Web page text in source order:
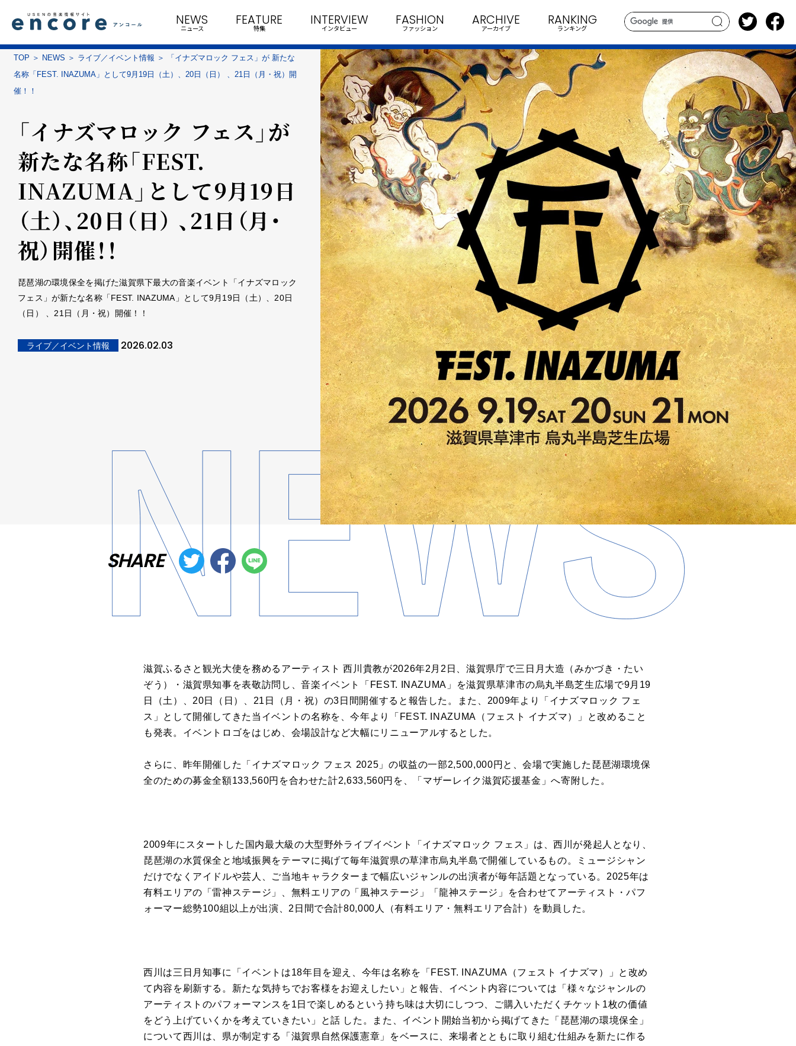
search
NEWS
ニュース
FEATURE
特集
INTERVIEW
インタビュー
FASHION
ファッション
ARCHIVE
アーカイブ
RANKING
ランキング
TOP NEWS ライブ／イベント情報
「イナズマロック フェス」が 新たな
名称「FEST. INAZUMA」として9月19日（土）、20日（日） 、21日（月・祝）開
催！！
「イナズマロック フェス」が
新たな名称「FEST.
INAZUMA」として9月19日
（土）、20日（日） 、21日（月・
祝）開催！！
琵琶湖の環境保全を掲げた滋賀県下最大の音楽イベント「イナズマロック
フェス」が新たな名称「FEST. INAZUMA」として9月19日（土）、20日
（日） 、21日（月・祝）開催！！
ライブ／イベント情報 2026.02.03
SHARE
滋賀ふるさと観光大使を務めるアーティスト 西川貴教が2026年2月2日、滋賀県庁で三日月大造（みかづき・たい
ぞう）・滋賀県知事を表敬訪問し、音楽イベント「FEST. INAZUMA」を滋賀県草津市の烏丸半島芝生広場で9月19
日（土）、20日（日）、21日（月・祝）の3日間開催すると報告した。また、2009年より「イナズマロック フェ
ス」として開催してきた当イベントの名称を、今年より「FEST. INAZUMA（フェスト イナズマ）」と改めること
も発表。イベントロゴをはじめ、会場設計など大幅にリニューアルするとした。
さらに、昨年開催した「イナズマロック フェス 2025」の収益の一部2,500,000円と、会場で実施した琵琶湖環境保
全のための募金全額133,560円を合わせた計2,633,560円を、「マザーレイク滋賀応援基金」へ寄附した。
2009年にスタートした国内最大級の大型野外ライブイベント「イナズマロック フェス」は、西川が発起人となり、
琵琶湖の水質保全と地域振興をテーマに掲げて毎年滋賀県の草津市烏丸半島で開催しているもの。ミュージシャン
だけでなくアイドルや芸人、ご当地キャラクターまで幅広いジャンルの出演者が毎年話題となっている。2025年は
有料エリアの「雷神ステージ」、無料エリアの「風神ステージ」「龍神ステージ」を合わせてアーティスト・パフ
ォーマー総勢100組以上が出演、2日間で合計80,000人（有料エリア・無料エリア合計）を動員した。
西川は三日月知事に「イベントは18年目を迎え、今年は名称を「FEST. INAZUMA（フェスト イナズマ）」と改め
て内容を刷新する。新たな気持ちでお客様をお迎えしたい」と報告、イベント内容については「様々なジャンルの
アーティストのパフォーマンスを1日で楽しめるという持ち味は大切にしつつ、ご購入いただくチケット1枚の価値
をどう上げていくかを考えていきたい」と話 した。また、イベント開始当初から掲げてきた「琵琶湖の環境保全」
について西川は、県が制定する「滋賀県自然保護憲章」をベースに、来場者とともに取り組む仕組みを新たに作る